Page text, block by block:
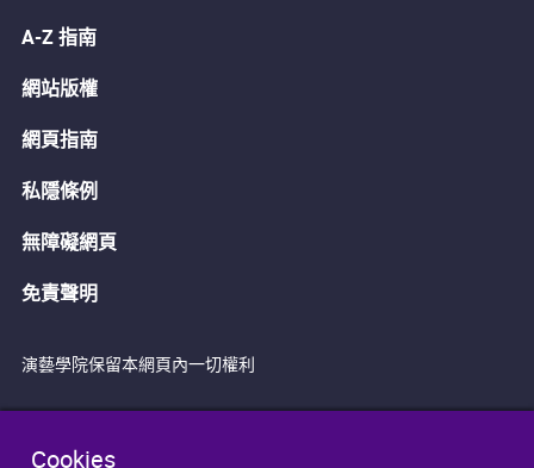
Cookies
A-Z 指南
網站版權
網頁指南
私隱條例
無障礙網頁
免責聲明
演藝學院保留本網頁內一切權利